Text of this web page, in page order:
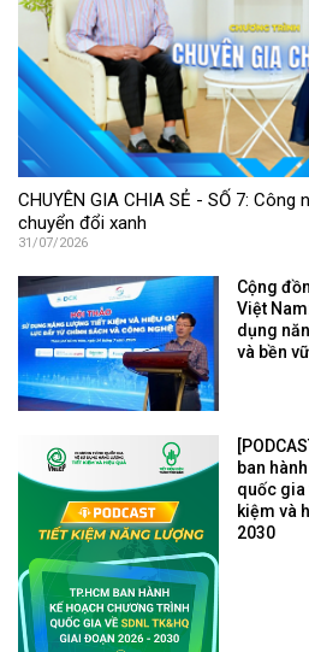
CHUYÊN GIA CHIA SẺ - SỐ 7:
chuyển đổi xanh
31/07/2026
Cộng
Việt
dụng
và bền
ban
quốc gia
kiệm và
2030